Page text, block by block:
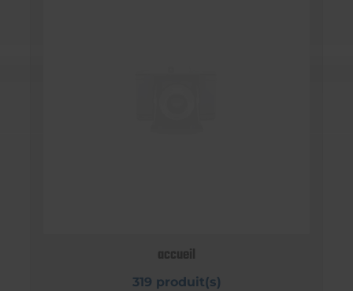
accueil
319 produit(s)